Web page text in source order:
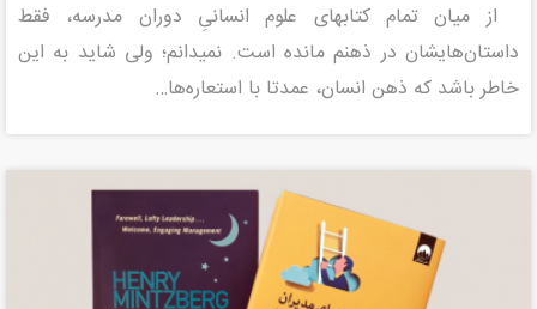
از میان تمام کتابهای علوم انسانیِ دوران مدرسه، فقط
داستان‌هایشان در ذهنم مانده است. نمیدانم؛ ولی شاید به این
خاطر باشد که ذهن انسان، عمدتا با استعاره‌ها…